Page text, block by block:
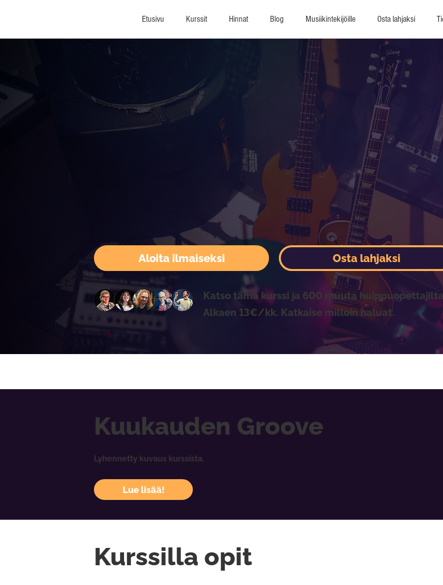
Etusivu Kurssit Hinnat Blog Musiikintekijöille Osta lahjaksi
Aloita ilmaiseksi
Katso tämä kurssi ja 600 muuta
Alkaen 13€/kk. Katkaise milloin haluat.
Osta lahjaksi
Kuukauden Groove
Lyhennetty kuvaus kurssista.
Lue lisää!
Kurssilla opit